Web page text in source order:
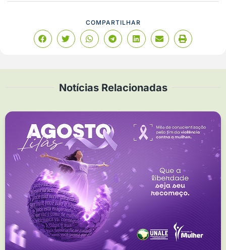
COMPARTILHAR
Notícias Relacionadas